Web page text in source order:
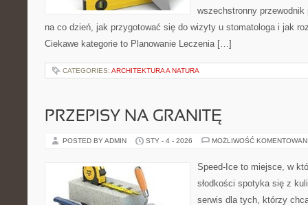
wszechstronny
na co dzień, jak przygotować się do wizyty u stomatologa i jak
Ciekawe kategorie to Planowanie Leczenia […]
CATEGORIES: ARCHITEKTURA A NATURA
PRZEPISY NA GRANITĘ
POSTED BY ADMIN STY - 4 - 2026 MOŻLIWOŚĆ
Speed-Ice to miejsce, w
słodkości spotyka się z
serwis dla tych, którzy